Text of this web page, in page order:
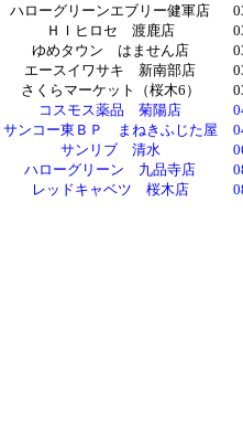
ハローグリーンエブリー健軍店
ＨＩヒロセ 渡鹿店
ゆめタウン はません店
エースイワサキ 新南部店
さくらマーケット（桜木6）
コスモス薬品 菊陽店
サンコー東ＢＰ まねきふじた屋
サンリブ 清水
ハローグリーン 九品寺店
レッドキャベツ 桜木店